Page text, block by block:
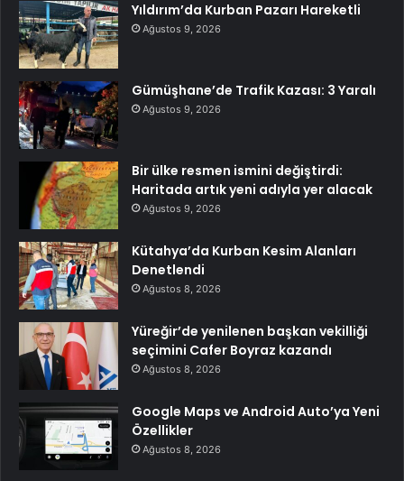
Yıldırım’da Kurban Pazarı Hareketli
Ağustos 9, 2026
Gümüşhane’de Trafik Kazası: 3 Yaralı
Ağustos 9, 2026
Bir ülke resmen ismini değiştirdi:
Haritada artık yeni adıyla yer alacak
Ağustos 9, 2026
Kütahya’da Kurban Kesim Alanları
Denetlendi
Ağustos 8, 2026
Yüreğir’de yenilenen başkan vekilliği
seçimini Cafer Boyraz kazandı
Ağustos 8, 2026
Google Maps ve Android Auto’ya Yeni
Özellikler
Ağustos 8, 2026